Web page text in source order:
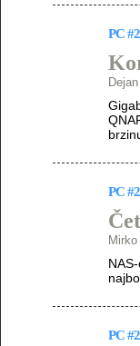
PC
PC
PC